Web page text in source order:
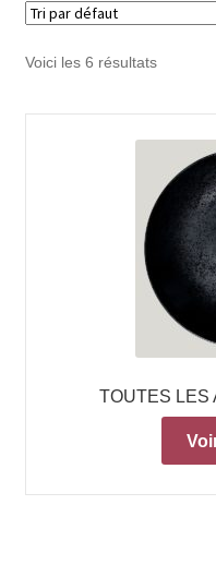
Voici les 6 résultats
TOUTES LES